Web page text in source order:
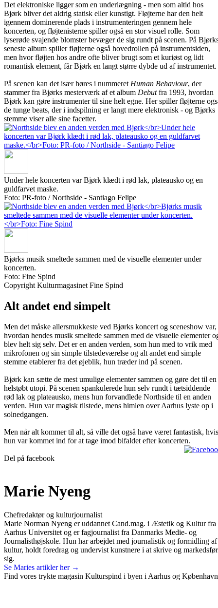
Det elektroniske ligger som en underlægning - men som altid hos
Bjørk bliver det aldrig statisk eller kunstigt. Fløjterne har den helt
igennem dominerende plads i instrumenteringen gennem hele
koncerten, og fløjtenisterne spiller også en stor visuel rolle. Som
lyserøde svajende blomster bevæger de sig rundt på scenen. På
seneste album spiller fløjterne også hovedrollen på instrumentsiden,
men hvor fløjten hos andre ofte bliver brugt som et kuriøst og lidt
romantisk element, får Bjørk en langt større dybde ud af instrumentet.
På scenen kan det især høres i nummeret Human Behaviour, der
stammer fra Bjørks mesterværk af et album Debutfra 1993, hvordan
Bjørk kan gøre instrumenter til sine helt egne. Her spiller fløjterne
de tunge beats, der i indspilning er langt mere elektronisk - og Bjørks
stemme viser alle sine facetter.
Under hele koncerten var Bjørk klædt i rød lak, plateausko og en
guldfarvet maske.
Foto: PR-foto / Northside - Santiago Felipe
Bjørks musik smeltede sammen med de visuelle elementer under
koncerten.
Foto: Fine Spind
Copyright Kulturmagasinet Fine Spind
Alt andet end simpelt
Men det måske allersmukkeste ved Bjørks koncert og sceneshow var,
hvordan hendes musik smeltede sammen med de visuelle elementer
blev helt sig selv. Det er en anden verden, som hun med to vrik med
mikrofonen og sin simple tilstedeværelse og alt andet end simple
stemme etablerer fra det øjeblik, hun træder ind på scenen.
Bjørk kan sætte de mest umulige elementer sammen og gøre det til en
helstøbt utopi. På scenen spankulerede hun selv rundt i tætsiddende
rød lak og plateausko, mens hun forvandlede Northside til en anden
verden. Hun var magisk tilstede, mens himlen over Aarhus lyste op i
solnedgangen.
Men når alt kommer til alt, så ville det også have været fantastisk, hvis
hun var kommet ind for at tage imod bifaldet efter koncerten.
Del på facebook
Marie Nyeng
Chefredaktør og kulturjournalist
Marie Norman Nyeng er uddannet Cand.mag. i Æstetik og Kultur fra
Aarhus Universitet og er fagjournalist fra Danmarks Medie- og
Journalisthøjskole. Hun har arbejdet med journalistik og formidling af
kultur, holdt foredrag og undervist kunstnere i at skrive og
sig.
Se Maries artikler her →
Find vores trykte magasin Kulturspind i byen i Aarhus og København